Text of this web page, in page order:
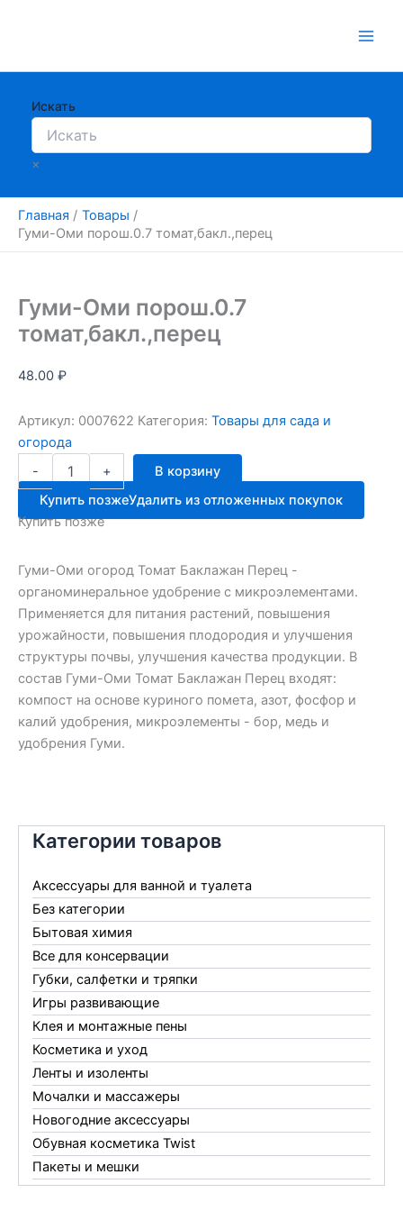
Искать
×
Главная
Товары
Гуми-Оми порош.0.7 томат,бакл.,перец
Категории товаров
Аксессуары для ванной и туалета
Без категории
Бытовая химия
Все для консервации
Губки, салфетки и тряпки
Игры развивающие
Клея и монтажные пены
Косметика и уход
Ленты и изоленты
Мочалки и массажеры
Новогодние аксессуары
Обувная косметика Twist
Пакеты и мешки
Перчатки
Гуми-Оми порош.0.7
томат,бакл.,перец
48.00 ₽
Артикул: 0007622 Категория: Товары для сада и
огорода
-
Количество
товара
Гуми-
Оми
порош.0.7
+
В корзину
Купить позжеУдалить из отложенных покупок
Купить позже
Гуми-Оми огород Томат Баклажан Перец -
органоминеральное удобрение с микроэлементами.
Применяется для питания растений, повышения
урожайности, повышения плодородия и улучшения
структуры почвы, улучшения качества продукции. В
состав Гуми-Оми Томат Баклажан Перец входят:
компост на основе куриного помета, азот, фосфор и
калий удобрения, микроэлементы - бор, медь и
удобрения Гуми.